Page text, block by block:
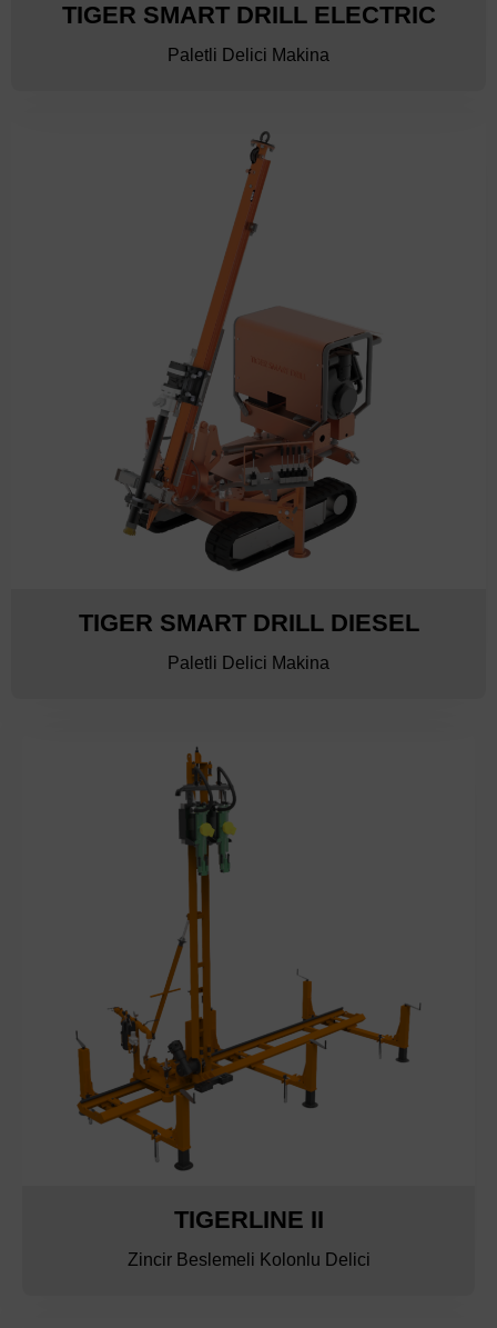
TIGER SMART DRILL ELECTRIC
Paletli Delici Makina
TIGER SMART DRILL DIESEL
Paletli Delici Makina
TIGERLINE II
Zincir Beslemeli Kolonlu Delici